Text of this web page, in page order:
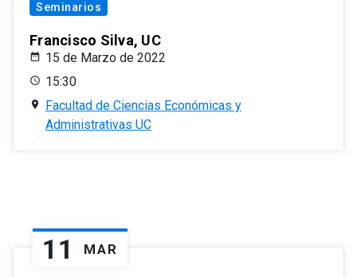
Seminarios
Francisco Silva, UC
15 de Marzo de 2022
15:30
Facultad de Ciencias Económicas y
Administrativas UC
11 MAR